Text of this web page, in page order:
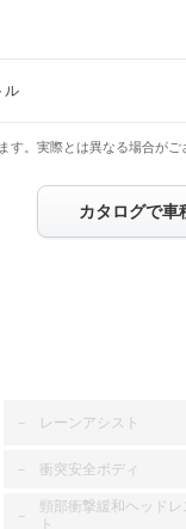
ル
。実際とは異なる場合がご
カタログで車
－ レーンアシスト
－ 衝突安全ボディ
－
頸部衝撃緩和ヘッドレ
ト